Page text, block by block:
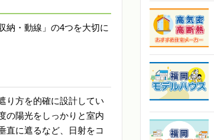
納・動線」の4つを大切に
り方を的確に設計してい
の陽光をしっかりと室内
直に遮るなど、日射をコ